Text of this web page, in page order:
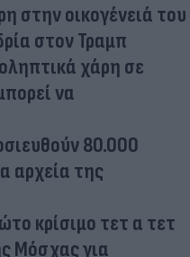
στην οικογένειά του
στον Τραμπ
χάρη σε
να
80.000
αρχεία της
κρίσιμο τετ α τετ
Μόσχας για